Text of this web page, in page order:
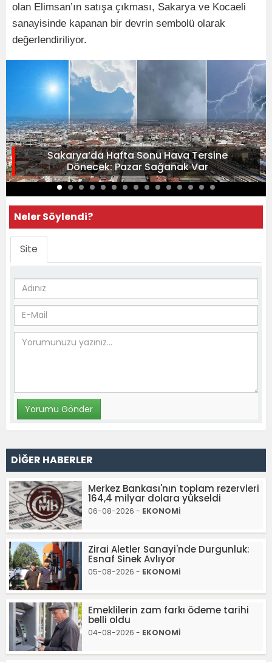
olan Elimsan’ın satışa çıkması, Sakarya ve Kocaeli
sanayisinde kapanan bir devrin sembolü olarak
değerlendiriliyor.
Sakarya’da Hafta Sonu Hava Tersine
Dönecek: Pazar Sağanak Var
Neler Söylendi?
Site
DİĞER HABERLER
Merkez Bankası'nın toplam rezervleri
164,4 milyar dolara yükseldi
06-08-2026 - EKONOMİ
Zirai Aletler Sanayi'nde Durgunluk:
Esnaf Sinek Avlıyor
05-08-2026 - EKONOMİ
Emeklilerin zam farkı ödeme tarihi
belli oldu
04-08-2026 - EKONOMİ